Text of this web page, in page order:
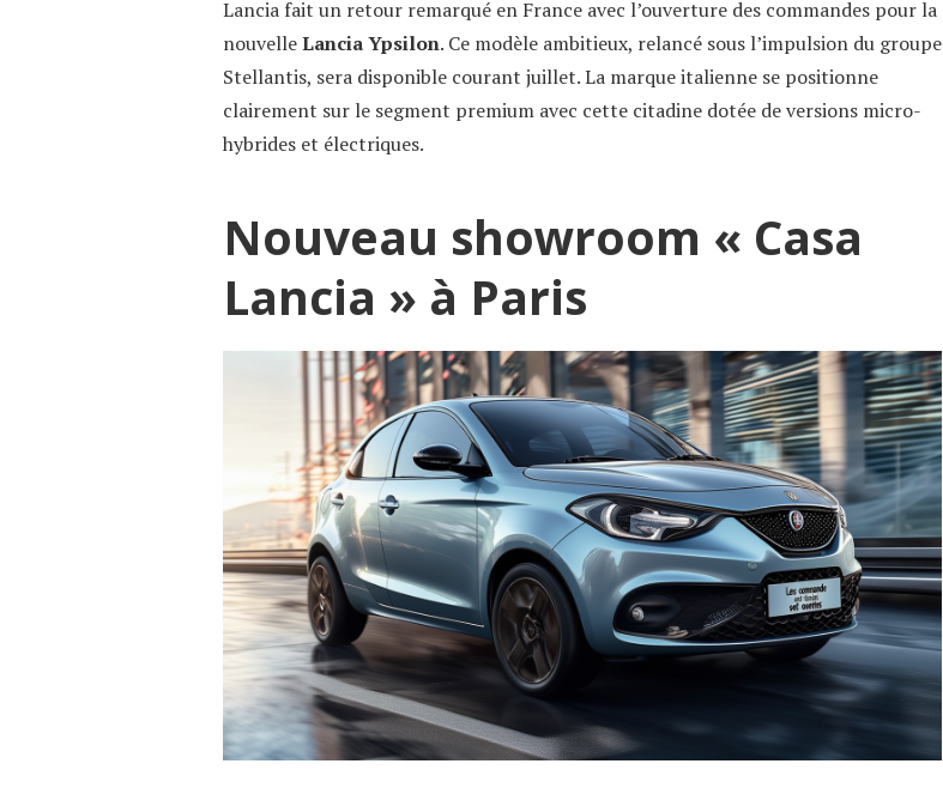
Lancia fait un retour remarqué en France avec l’ouverture des commandes pour la
nouvelleLancia Ypsilon. Ce modèle ambitieux, relancé sous l’impulsion du groupe
Stellantis, sera disponible courant juillet. La marque italienne se positionne
clairement sur le segment premium avec cette citadine dotée de versions micro-
hybrides et électriques.
Nouveau showroom « Casa
Lancia » à Paris